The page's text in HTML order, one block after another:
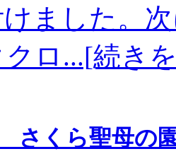
ました。
ロ...[続き
さくら聖母